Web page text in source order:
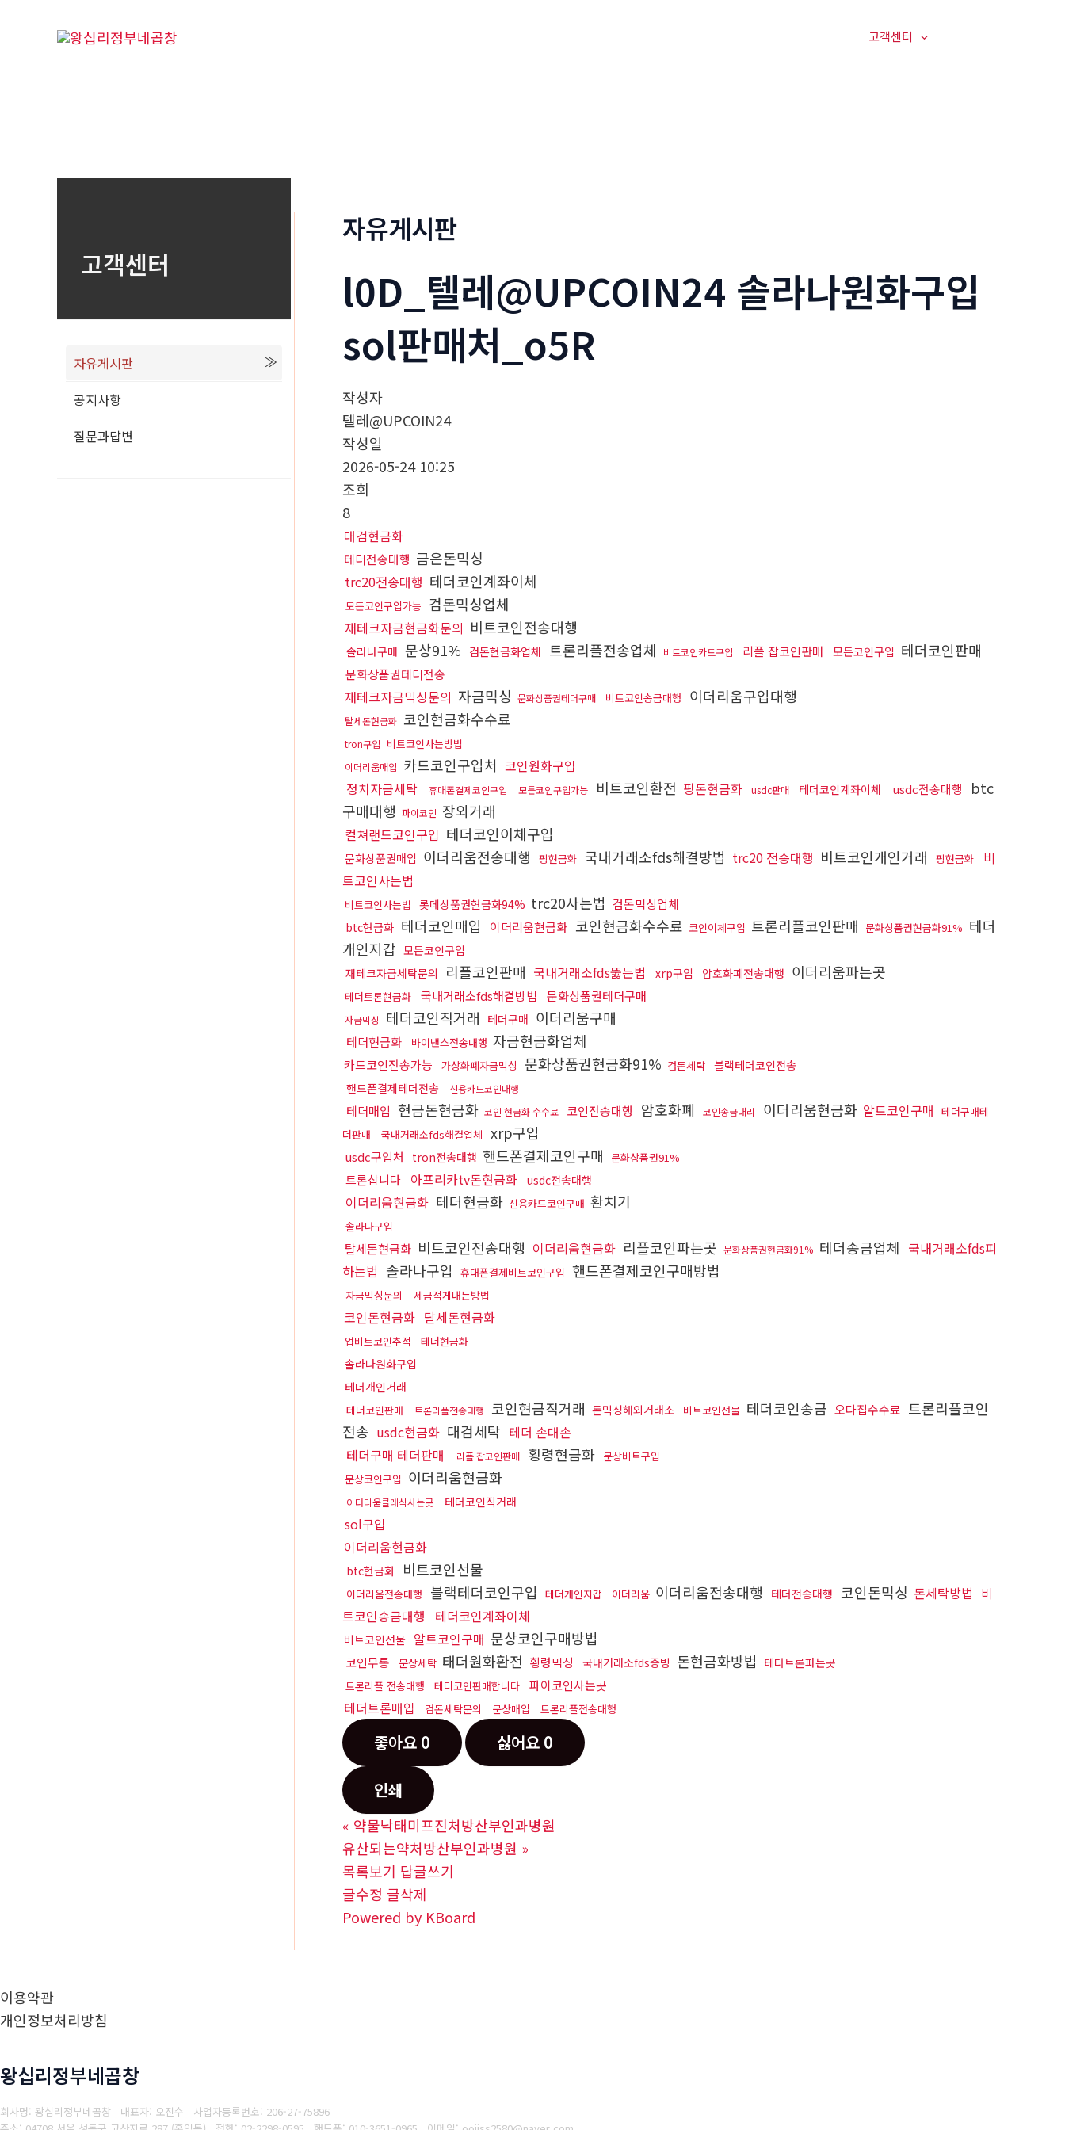
고객센터
고객센터
자유게시판
공지사항
질문과답변
자유게시판
l0D_텔레@UPCOIN24 솔라나원화구입
sol판매처_o5R
작성자
텔레@UPCOIN24
작성일
2026-05-24 10:25
조회
8
대검현금화
테더전송대행 금은돈믹싱
trc20전송대행 테더코인계좌이체
모든코인구입가능 검돈믹싱업체
재테크자금현금화문의 비트코인전송대행
솔라나구매 문상91% 검돈현금화업체 트론리플전송업체 비트코인카드구입 리플 잡코인판매 모든코인구입 테더코인판매
문화상품권테더전송
재테크자금믹싱문의 자금믹싱 문화상품권테더구매 비트코인송금대행 이더리움구입대행
탈세돈현금화 코인현금화수수료
tron구입 비트코인사는방법
이더리움매입 카드코인구입처 코인원화구입
정치자금세탁
휴대폰결제코인구입 모든코인구입가능 비트코인환전 핑돈현금화 usdc판매 테더코인계좌이체 usdc전송대행
btc
구매대행 파이코인 장외거래
컬쳐랜드코인구입 테더코인이체구입
문화상품권매입 이더리움전송대행 핑현금화 국내거래소fds해결방법 trc20 전송대행 비트코인개인거래 핑현금화
비
트코인사는법
비트코인사는법 롯데상품권현금화94% trc20사는법 검돈믹싱업체
btc현금화 테더코인매입 이더리움현금화 코인현금화수수료 코인이체구입 트론리플코인판매 문화상품권현금화91% 테더
개인지갑 모든코인구입
재테크자금세탁문의
리플코인판매 국내거래소fds뚫는법 xrp구입 암호화폐전송대행 이더리움파는곳
테더트론현금화 국내거래소fds해결방법 문화상품권테더구매
자금믹싱 테더코인직거래 테더구매 이더리움구매
테더현금화 바이낸스전송대행 자금현금화업체
카드코인전송가능 가상화폐자금믹싱 문화상품권현금화91% 검돈세탁 블랙테더코인전송
핸드폰결제테더전송
신용카드코인대행
테더매입 현금돈현금화 코인 현금화 수수료 코인전송대행 암호화폐 코인송금대리 이더리움현금화 알트코인구매 테더구매테
더판매
국내거래소fds해결업체 xrp구입
usdc구입처 tron전송대행 핸드폰결제코인구매 문화상품권91%
트론삽니다 아프리카tv돈현금화 usdc전송대행
이더리움현금화 테더현금화 신용카드코인구매 환치기
솔라나구입
탈세돈현금화 비트코인전송대행 이더리움현금화 리플코인파는곳 문화상품권현금화91% 테더송금업체 국내거래소fds피
하는법 솔라나구입 휴대폰결제비트코인구입 핸드폰결제코인구매방법
자금믹싱문의 세금적게내는방법
코인돈현금화 탈세돈현금화
업비트코인추적 테더현금화
솔라나원화구입
테더개인거래
테더코인판매 트론리플전송대행 코인현금직거래 돈믹싱해외거래소 비트코인선물 테더코인송금 오다집수수료 트론리플코인
전송 usdc현금화 대검세탁 테더 손대손
테더구매 테더판매
리플 잡코인판매 횡령현금화 문상비트구입
문상코인구입 이더리움현금화
이더리움클레식사는곳 테더코인직거래
sol구입
이더리움현금화
btc현금화 비트코인선물
이더리움전송대행 블랙테더코인구입 테더개인지갑 이더리움 이더리움전송대행 테더전송대행 코인돈믹싱 돈세탁방법 비
트코인송금대행
테더코인계좌이체
비트코인선물 알트코인구매 문상코인구매방법
코인무통 문상세탁 태더원화환전 횡령믹싱 국내거래소fds증빙 돈현금화방법 테더트론파는곳
트론리플 전송대행 테더코인판매합니다 파이코인사는곳
테더트론매입 검돈세탁문의 문상매입 트론리플전송대행
좋아요 0 싫어요 0
인쇄
« 약물낙태미프진처방산부인과병원
유산되는약처방산부인과병원 »
목록보기 답글쓰기
글수정 글삭제
Powered by KBoard
이용약관
개인정보처리방침
왕십리정부네곱창
회사명: 왕십리정부네곱창 대표자: 오진수 사업자등록번호: 206-27-75896